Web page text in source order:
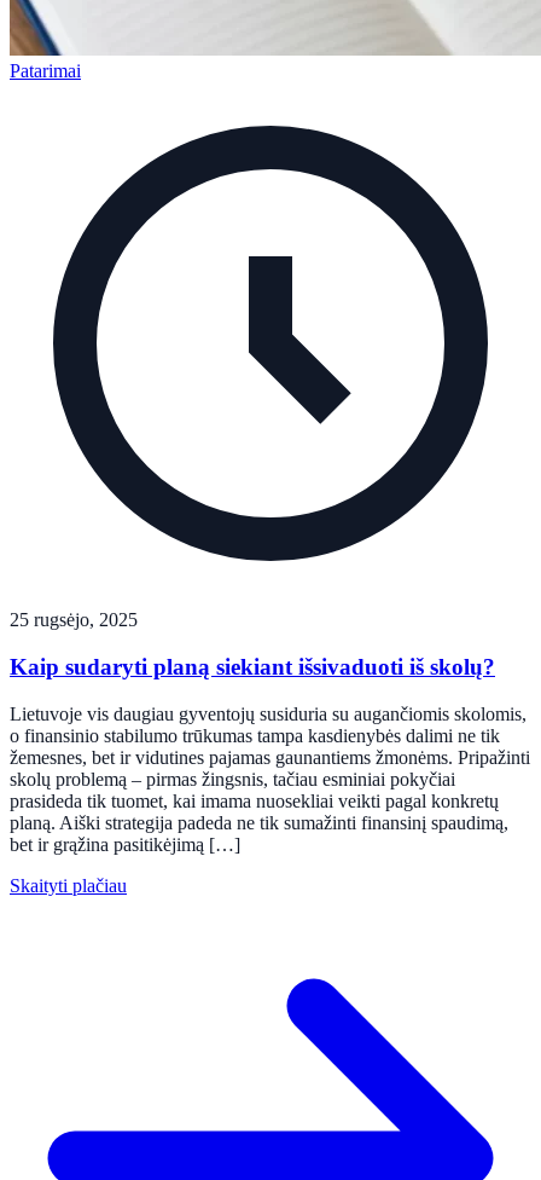
Patarimai
25 rugsėjo, 2025
Kaip sudaryti planą siekiant išsivaduoti iš skolų?
Lietuvoje vis daugiau gyventojų susiduria su augančiomis skolomis,
o finansinio stabilumo trūkumas tampa kasdienybės dalimi ne tik
žemesnes, bet ir vidutines pajamas gaunantiems žmonėms. Pripažinti
skolų problemą – pirmas žingsnis, tačiau esminiai pokyčiai
prasideda tik tuomet, kai imama nuosekliai veikti pagal konkretų
planą. Aiški strategija padeda ne tik sumažinti finansinį spaudimą,
bet ir grąžina pasitikėjimą […]
Skaityti plačiau